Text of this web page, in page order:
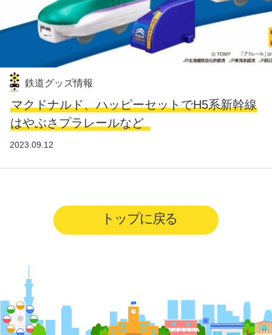
鉄道グッズ情報
マクドナルド、ハッピーセットでH5系新幹線
はやぶさプラレールなど
2023.09.12
トップに戻る